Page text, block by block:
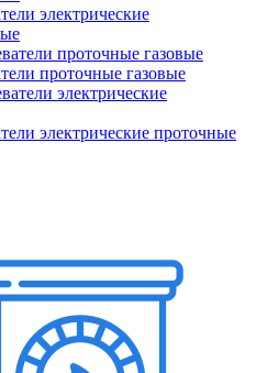
электрические
проточные газовые
электрические проточные